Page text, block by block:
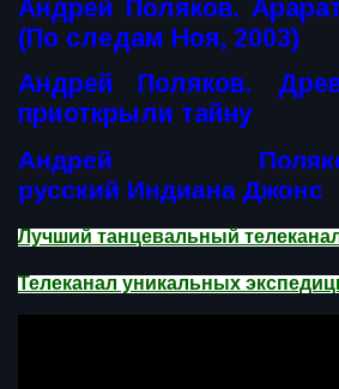
Андрей Поляков.
(По следам Ноя, 2003)
Андрей Поляков.
приоткрыли тайну
Андрей
русский Индиана Джонс
Лучший танцевальный
Телеканал уникальных